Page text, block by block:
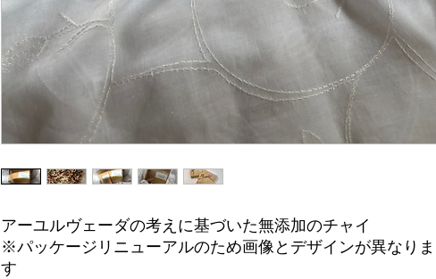
アーユルヴェーダの考えに基づいた無添加のチャイ
※パッケージリニューアルのため画像とデザインが異なりま
す